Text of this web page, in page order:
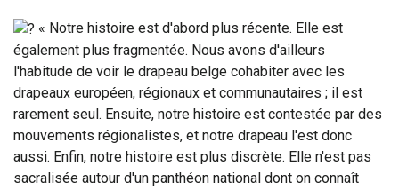
« Notre histoire est d'abord plus récente. Elle est
également plus fragmentée. Nous avons d'ailleurs
l'habitude de voir le drapeau belge cohabiter avec les
drapeaux européen, régionaux et communautaires ; il est
rarement seul. Ensuite, notre histoire est contestée par des
mouvements régionalistes, et notre drapeau l'est donc
aussi. Enfin, notre histoire est plus discrète. Elle n'est pas
sacralisée autour d'un panthéon national dont on connaît